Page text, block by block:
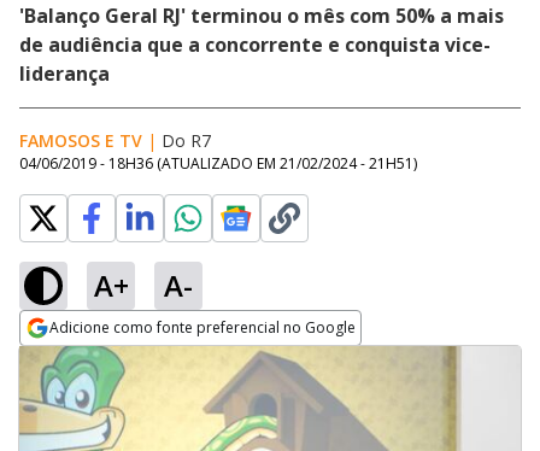
'Balanço Geral RJ' terminou o mês com 50% a mais
de audiência que a concorrente e conquista vice-
liderança
FAMOSOS E TV | Do R7
04/06/2019 - 18H36 (ATUALIZADO EM 21/02/2024 - 21H51)
A+ A-
Adicione como fonte preferencial no Google
Opens in new window